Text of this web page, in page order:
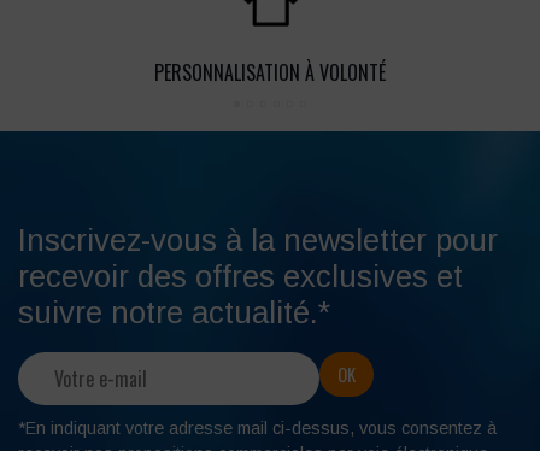
PERSONNALISATION À VOLONTÉ
Inscrivez-vous à la newsletter pour
recevoir des offres exclusives et
suivre notre actualité.*
*En indiquant votre adresse mail ci-dessus, vous consentez à